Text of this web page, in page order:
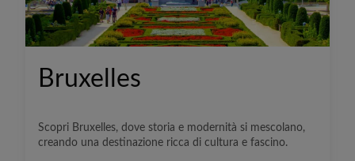
Bruxelles
Scopri Bruxelles, dove storia e modernità si mescolano,
creando una destinazione ricca di cultura e fascino.